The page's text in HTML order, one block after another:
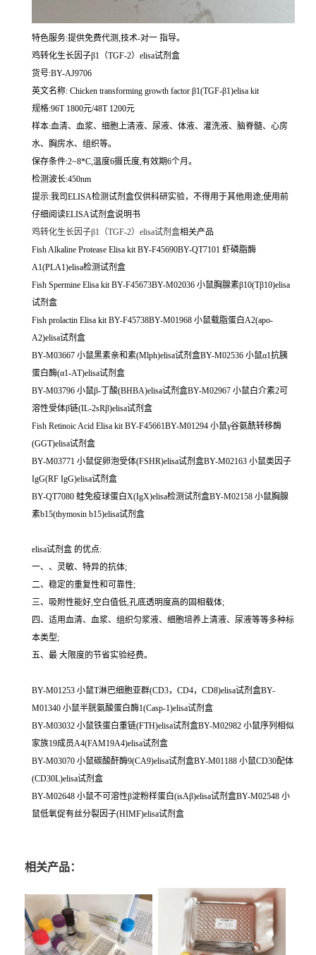
特色服务:提供免费代测,技术-对一 指导。
鸡转化生长因子β1（TGF-2）elisa试剂盒
货号:BY-AJ9706
英文名称: Chicken transforming growth factor β1(TGF-β1)elisa kit
规格:96T 1800元/48T 1200元
样本:血清、血浆、细胞上清液、尿液、体液、灌洗液、脑脊髓、心房
水、胸房水、组织等。
保存条件:2~8*C,温度6摄氏度,有效期6个月。
检测波长:450nm
提示:我司ELISA检测试剂盒仅供科研实验，不得用于其他用途;使用前
仔细阅读ELISA试剂盒说明书
鸡转化生长因子β1（TGF-2）elisa试剂盒相关产品
Fish Alkaline Protease Elisa kit BY-F45690BY-QT7101 虾磷脂酶
A1(PLA1)elisa检测试剂盒
Fish Spermine Elisa kit BY-F45673BY-M02036 小鼠胸腺素β10(Tβ10)elisa
试剂盒
Fish prolactin Elisa kit BY-F45738BY-M01968 小鼠载脂蛋白A2(apo-
A2)elisa试剂盒
BY-M03667 小鼠黑素亲和素(Mlph)elisa试剂盒BY-M02536 小鼠α1抗胰
蛋白酶(α1-AT)elisa试剂盒
BY-M03796 小鼠β-丁酸(BHBA)elisa试剂盒BY-M02967 小鼠白介素2可
溶性受体β链(IL-2sRβ)elisa试剂盒
Fish Retinoic Acid Elisa kit BY-F45661BY-M01294 小鼠γ谷氨酰转移酶
(GGT)elisa试剂盒
BY-M03771 小鼠促卵泡受体(FSHR)elisa试剂盒BY-M02163 小鼠类因子
IgG(RF IgG)elisa试剂盒
BY-QT7080 蛙免疫球蛋白X(IgX)elisa检测试剂盒BY-M02158 小鼠胸腺
素b15(thymosin b15)elisa试剂盒
elisa试剂盒 的优点:
一、、灵敏、特异的抗体;
二、稳定的重复性和可靠性;
三、吸附性能好,空白值低,孔底透明度高的固相载体;
四、适用血清、血浆、组织匀浆液、细胞培养上清液、尿液等等多种标
本类型;
五、最 大限度的节省实验经费。
BY-M01253 小鼠T淋巴细胞亚群(CD3，CD4，CD8)elisa试剂盒BY-
M01340 小鼠半胱氨酸蛋白酶1(Casp-1)elisa试剂盒
BY-M03032 小鼠铁蛋白重链(FTH)elisa试剂盒BY-M02982 小鼠序列相似
家族19成员A4(FAM19A4)elisa试剂盒
BY-M03070 小鼠碳酸酐酶9(CA9)elisa试剂盒BY-M01188 小鼠CD30配体
(CD30L)elisa试剂盒
BY-M02648 小鼠不可溶性β淀粉样蛋白(isAβ)elisa试剂盒BY-M02548 小
鼠低氧促有丝分裂因子(HIMF)elisa试剂盒
相关产品：